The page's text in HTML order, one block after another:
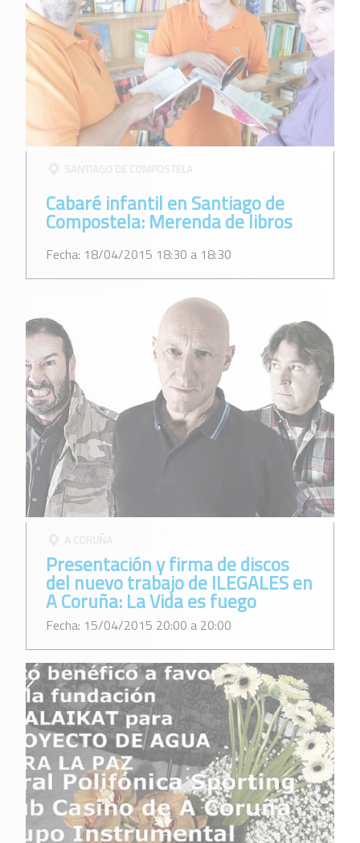
SANTIAGO DE COMPOSTELA
Cabaré infantil en Santiago de
Compostela: Merenda de libros
Fecha: 18/04/2015 18:30 a 18:30
A CORUÑA
Presentación y firma de discos
del nuevo trabajo de ILEGALES en
A Coruña: La Vida es fuego
Fecha: 15/04/2015 20:00 a 20:00